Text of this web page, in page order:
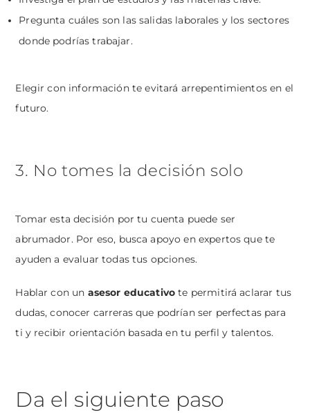
Pregunta cuáles son las salidas laborales y los sectores
donde podrías trabajar.
Elegir con información te evitará arrepentimientos en el
futuro.
3. No tomes la decisión solo
Tomar esta decisión por tu cuenta puede ser
abrumador. Por eso, busca apoyo en expertos que te
ayuden a evaluar todas tus opciones.
Hablar con un asesor educativo te permitirá aclarar tus
dudas, conocer carreras que podrían ser perfectas para
ti y recibir orientación basada en tu perfil y talentos.
Da el siguiente paso